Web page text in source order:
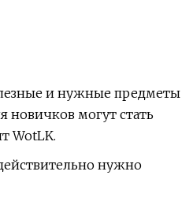
и нужные предметы
новичков могут стать
WotLK.
нужно